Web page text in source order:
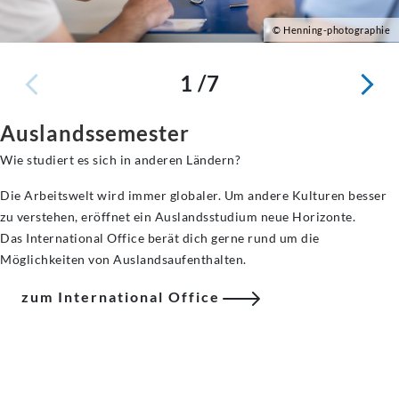
© Henning-photographie
1 /7
Auslandssemester
Wie studiert es sich in anderen Ländern?
Die Arbeitswelt wird immer globaler. Um andere Kulturen besser
zu verstehen, eröffnet ein Auslandsstudium neue Horizonte.
Das International Office berät dich gerne rund um die
Möglichkeiten von Auslandsaufenthalten.
zum International Office